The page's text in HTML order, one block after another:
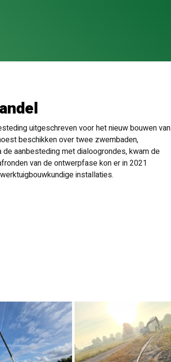
uitgeschreven voor het nieuw bouwen van
beschikken over twee zwembaden,
aanbesteding met dialoogrondes, kwam de
van de ontwerpfase kon er in 2021
installaties.